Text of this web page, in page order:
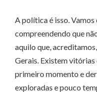
A política é isso.
compreendendo que
aquilo que,
Gerais. Existem
primeiro momento e
exploradas e pouco